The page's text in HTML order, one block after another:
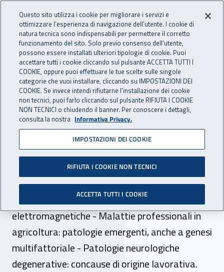
INAIL - Istituto Nazionale
Apri cerca
Navigazione principale
Navigazione - Ti trovi in:
Home Inail comunica Avvisi
Malattie professionali e
infortuni progetti di ricerca
Anche per il 2010 INAIL finanzia progetti di
studio e ricerca relativi alle seguenti tematiche:
- Malattie professionali o correlate al lavoro
causate da: amianto, radon, onde
elettromagnetiche - Malattie professionali in
agricoltura: patologie emergenti, anche a genesi
multifattoriale - Patologie neurologiche
degenerative: concause di origine lavorativa.
Questo sito utilizza i cookie per migliorare i servizi e
ottimizzare l’esperienza di navigazione dell’utente. I cookie di
natura tecnica sono indispensabili per permettere il corretto
funzionamento del sito. Solo previo consenso dell’utente,
possono essere installati ulteriori tipologie di cookie. Puoi
accettare tutti i cookie cliccando sul pulsante ACCETTA TUTTI I
COOKIE, oppure puoi effettuare le tue scelte sulle singole
categorie che vuoi installare, cliccando su IMPOSTAZIONI DEI
COOKIE. Se invece intendi rifiutarne l’installazione dei cookie
non tecnici, puoi farlo cliccando sul pulsante RIFIUTA I COOKIE
NON TECNICI o chiudendo il banner. Per conoscere i dettagli,
consulta la nostra Informativa Privacy.
IMPOSTAZIONI DEI COOKIE
RIFIUTA I COOKIE NON TECNICI
ACCETTA TUTTI I COOKIE